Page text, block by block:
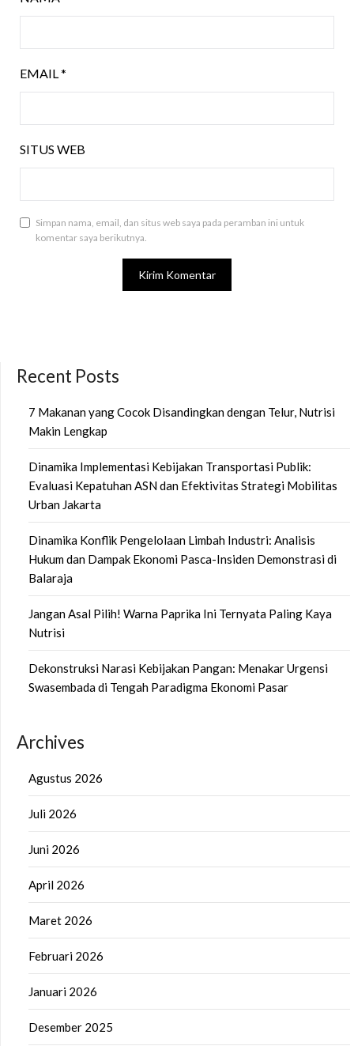
EMAIL*
SITUS WEB
Simpan nama, email, dan situs web saya pada peramban ini untuk
komentar saya berikutnya.
Recent Posts
7 Makanan yang Cocok Disandingkan dengan Telur, Nutrisi
Makin Lengkap
Dinamika Implementasi Kebijakan Transportasi Publik:
Evaluasi Kepatuhan ASN dan Efektivitas Strategi Mobilitas
Urban Jakarta
Dinamika Konflik Pengelolaan Limbah Industri: Analisis
Hukum dan Dampak Ekonomi Pasca-Insiden Demonstrasi di
Balaraja
Jangan Asal Pilih! Warna Paprika Ini Ternyata Paling Kaya
Nutrisi
Dekonstruksi Narasi Kebijakan Pangan: Menakar Urgensi
Swasembada di Tengah Paradigma Ekonomi Pasar
Archives
Agustus 2026
Juli 2026
Juni 2026
April 2026
Maret 2026
Februari 2026
Januari 2026
Desember 2025